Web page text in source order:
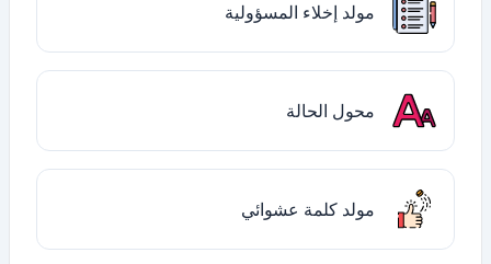
مولد إخلاء المسؤولية
محول الحالة
مولد كلمة عشوائي